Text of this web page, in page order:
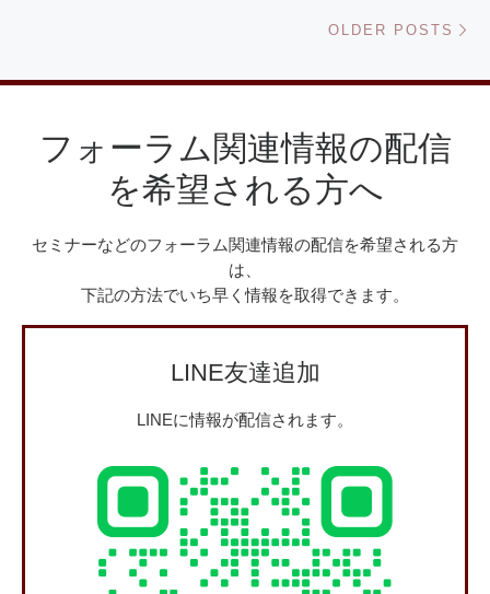
OLDER POSTS
フォーラム関連情報の配信
を希望される方へ
セミナーなどのフォーラム関連情報の配信を希望される方
は、
下記の方法でいち早く情報を取得できます。
LINE友達追加
LINEに情報が配信されます。